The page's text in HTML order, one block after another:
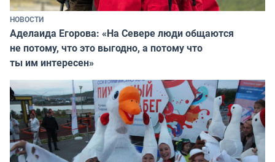
НОВОСТИ
Аделаида Егорова: «На Севере люди общаются
не потому, что это выгодно, а потому что
ты им интересен»